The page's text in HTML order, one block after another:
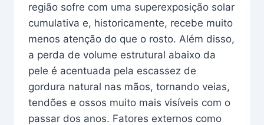
região sofre com uma superexposição solar
cumulativa e, historicamente, recebe muito
menos atenção do que o rosto. Além disso,
a perda de volume estrutural abaixo da
pele é acentuada pela escassez de
gordura natural nas mãos, tornando veias,
tendões e ossos muito mais visíveis com o
passar dos anos. Fatores externos como